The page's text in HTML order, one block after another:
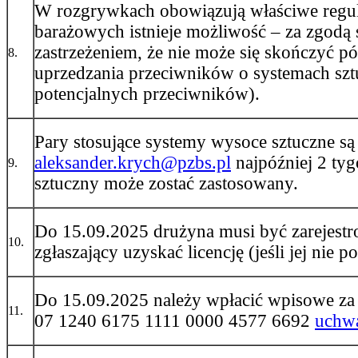
8.
W rozgrywkach obowiązują właściwe
barażowych istnieje możliwość – za zgodą
zastrzeżeniem, że nie może się skończyć
uprzedzania przeciwników o systemach
potencjalnych przeciwników).
9.
Pary stosujące systemy wysoce sztuczne
aleksander.krych@pzbs.pl najpóźniej 2
sztuczny może zostać zastosowany.
10.
Do 15.09.2025 drużyna musi być
zgłaszający uzyskać licencję (jeśli jej nie
11.
Do 15.09.2025 należy wpłacić wpisowe
07 1240 6175 1111 0000 4577 6692